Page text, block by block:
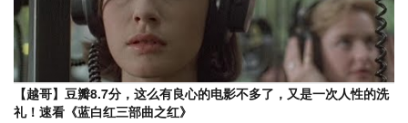
【越哥】豆瓣8.7分，这么有良心的电影不多了，又是一次人性的洗
礼！速看《蓝白红三部曲之红》